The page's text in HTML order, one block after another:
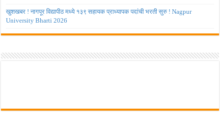
खुशखबर ! नागपूर विद्यापीठ मध्ये १३९ सहायक प्राध्यापक पदांची भरती सुरु ! Nagpur
University Bharti 2026